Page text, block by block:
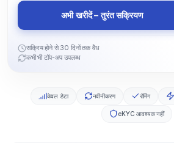
अभी खरीदें – तुरंत सक्रियण
सक्रिय होने से 30 दिनों तक वैध
कभी भी टॉप-अप उपलब्ध
केवल डेटा नवीनीकरण रोमिंग
eKYC आवश्यक नहीं